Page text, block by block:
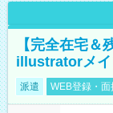
【完全在宅＆
illustratorメイ
派遣 WEB登録・面